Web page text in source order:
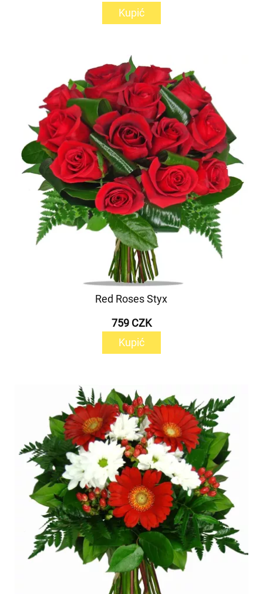
Kupić
Red Roses Styx
759 CZK
Kupić